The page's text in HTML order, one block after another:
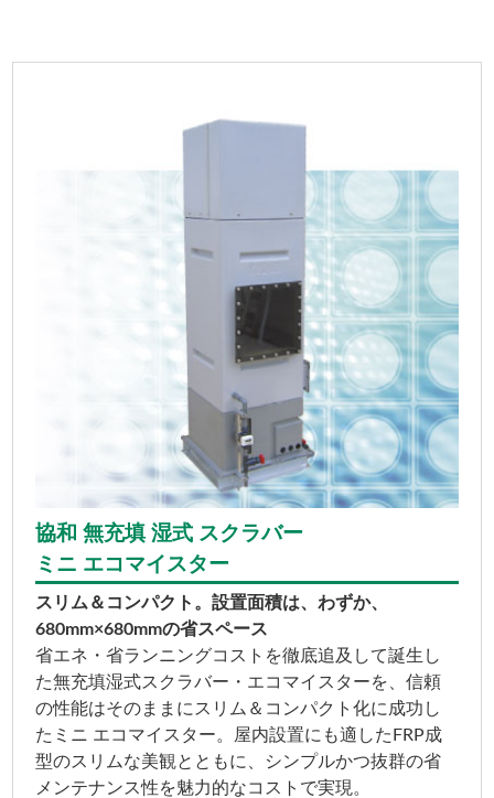
協和 無充填 湿式 スクラバー
ミニ エコマイスター
スリム＆コンパクト。設置面積は、わずか、
680mm×680mmの省スペース
省エネ・省ランニングコストを徹底追及して誕生し
た無充填湿式スクラバー・エコマイスターを、信頼
の性能はそのままにスリム＆コンパクト化に成功し
たミニ エコマイスター。屋内設置にも適したFRP成
型のスリムな美観とともに、シンプルかつ抜群の省
メンテナンス性を魅力的なコストで実現。